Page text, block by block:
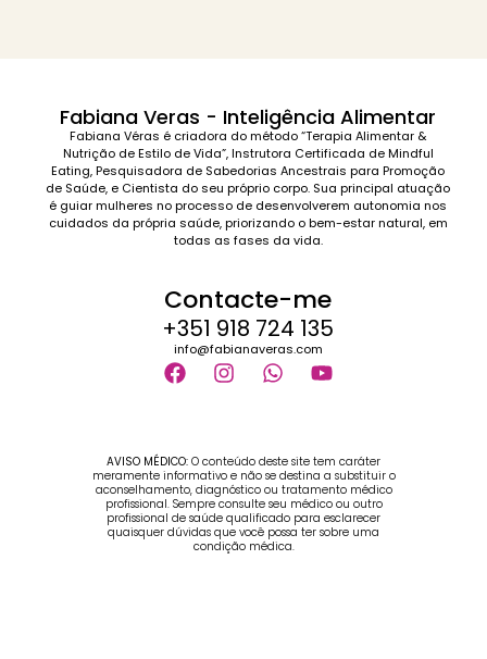
Fabiana Veras - Inteligência Alimentar
Fabiana Véras é criadora do método “Terapia Alimentar &
Nutrição de Estilo de Vida”, Instrutora Certificada de Mindful
Eating, Pesquisadora de Sabedorias Ancestrais para Promoção
de Saúde, e Cientista do seu próprio corpo. Sua principal atuação
é guiar mulheres no processo de desenvolverem autonomia nos
cuidados da própria saúde, priorizando o bem-estar natural, em
todas as fases da vida.
Contacte-me
+351 918 724 135
info@fabianaveras.com
AVISO MÉDICO: O conteúdo deste site tem caráter
meramente informativo e não se destina a substituir o
aconselhamento, diagnóstico ou tratamento médico
profissional. Sempre consulte seu médico ou outro
profissional de saúde qualificado para esclarecer
quaisquer dúvidas que você possa ter sobre uma
condição médica.